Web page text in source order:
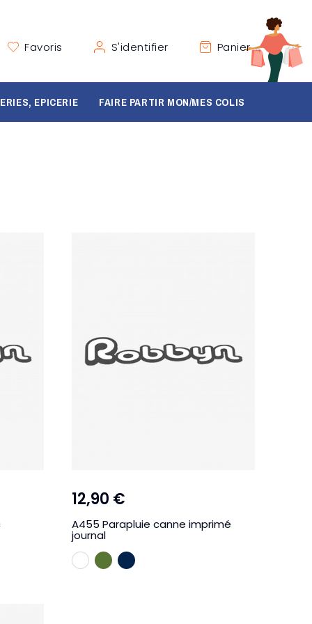
S'identifier
Favoris Panier
EPICERIE FAIRE PARTIR MON/MES COLIS
12,90 €
A455 Parapluie canne imprimé
journal
BLANCKAKIMARINE